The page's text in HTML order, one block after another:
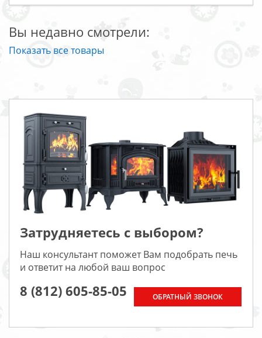
Вы недавно смотрели:
Показать все товары
Затрудняетесь с выбором?
Наш консультант поможет Вам подобрать печь
и ответит на любой ваш вопрос
8 (812) 605-85-05 ОБРАТНЫЙ ЗВОНОК